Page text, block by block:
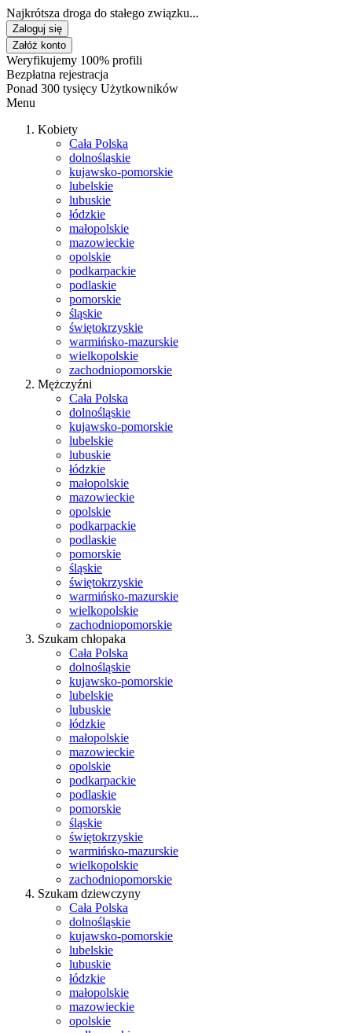
Najkrótsza droga do stałego związku...
Zaloguj się
Załóż konto
Weryfikujemy 100% profili
Bezpłatna rejestracja
Ponad 300 tysięcy Użytkowników
Menu
Kobiety
Cała Polska
dolnośląskie
kujawsko-pomorskie
lubelskie
lubuskie
łódzkie
małopolskie
mazowieckie
opolskie
podkarpackie
podlaskie
pomorskie
śląskie
świętokrzyskie
warmińsko-mazurskie
wielkopolskie
zachodniopomorskie
Mężczyźni
Cała Polska
dolnośląskie
kujawsko-pomorskie
lubelskie
lubuskie
łódzkie
małopolskie
mazowieckie
opolskie
podkarpackie
podlaskie
pomorskie
śląskie
świętokrzyskie
warmińsko-mazurskie
wielkopolskie
zachodniopomorskie
Szukam chłopaka
Cała Polska
dolnośląskie
kujawsko-pomorskie
lubelskie
lubuskie
łódzkie
małopolskie
mazowieckie
opolskie
podkarpackie
podlaskie
pomorskie
śląskie
świętokrzyskie
warmińsko-mazurskie
wielkopolskie
zachodniopomorskie
Szukam dziewczyny
Cała Polska
dolnośląskie
kujawsko-pomorskie
lubelskie
lubuskie
łódzkie
małopolskie
mazowieckie
opolskie